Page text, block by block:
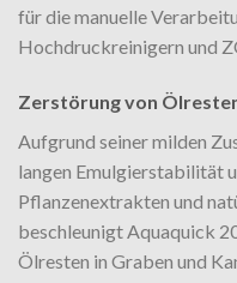
für die manuelle
Hochdruckreinigern und
Zerstörung von
Aufgrund seiner milden
langen Emulgierstabilität
Pflanzenextrakten und
beschleunigt Aquaquick
Ölresten in Graben und